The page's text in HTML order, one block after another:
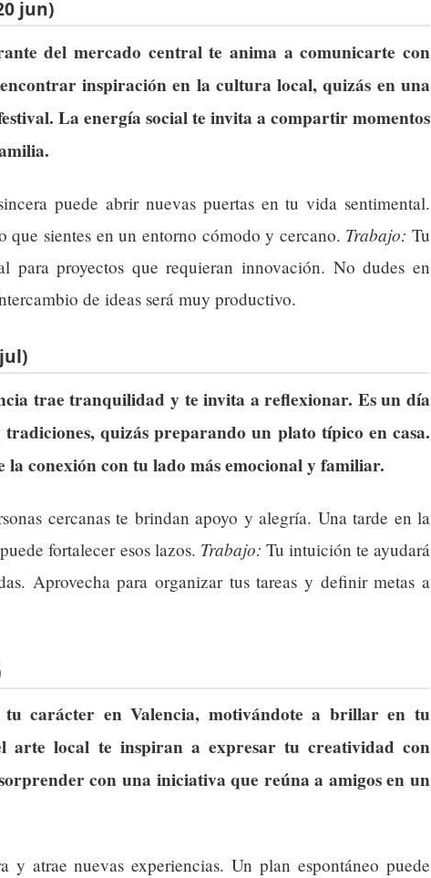
jun)
del mercado central te anima a comunicarte con
inspiración en la cultura local, quizás en una
La energía social te invita a compartir momentos
puede abrir nuevas puertas en tu vida sentimental.
que sientes en un entorno cómodo y cercano. Trabajo: Tu
para proyectos que requieran innovación. No dudes en
de ideas será muy productivo.
trae tranquilidad y te invita a reflexionar. Es un día
quizás preparando un plato típico en casa.
la conexión con tu lado más emocional y familiar.
cercanas te brindan apoyo y alegría. Una tarde en la
fortalecer esos lazos. Trabajo: Tu intuición te ayudará
Aprovecha para organizar tus tareas y definir metas a
carácter en Valencia, motivándote a brillar en tu
arte local te inspiran a expresar tu creatividad con
con una iniciativa que reúna a amigos en un
y atrae nuevas experiencias. Un plan espontáneo puede